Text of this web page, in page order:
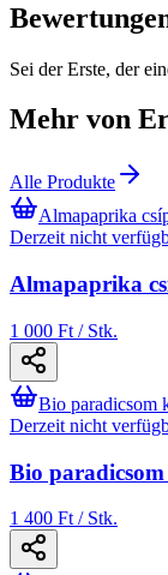
Sei der Erste, der
Mehr von
Alle Produkte
Almapaprika
Derzeit nicht
Almapaprika
1 000 Ft / Stk.
Bio paradicsom
Derzeit nicht
Bio
1 400 Ft / Stk.